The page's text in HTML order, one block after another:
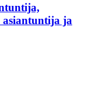
asiantuntija ja